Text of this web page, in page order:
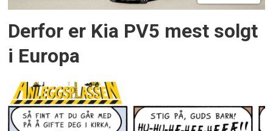
Derfor er Kia PV5 mest solgt
i Europa